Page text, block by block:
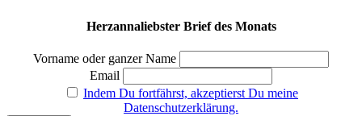
Herzannaliebster Brief des Monats
Vorname oder ganzer Name
Email
Indem Du fortfährst, akzeptierst Du meine
Datenschutzerklärung.